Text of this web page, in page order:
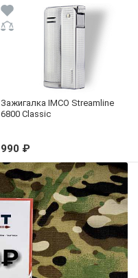
Зажигалка IMCO Streamline
6800 Classic
990 ₽